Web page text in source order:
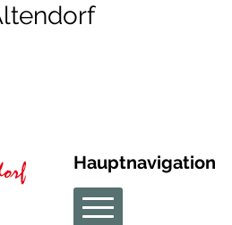
Hauptnavigation